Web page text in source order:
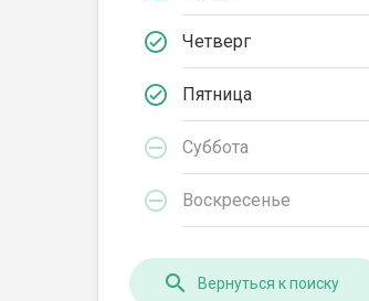
Четверг
Пятница
Суббота
Воскресенье
Вернуться к поиску